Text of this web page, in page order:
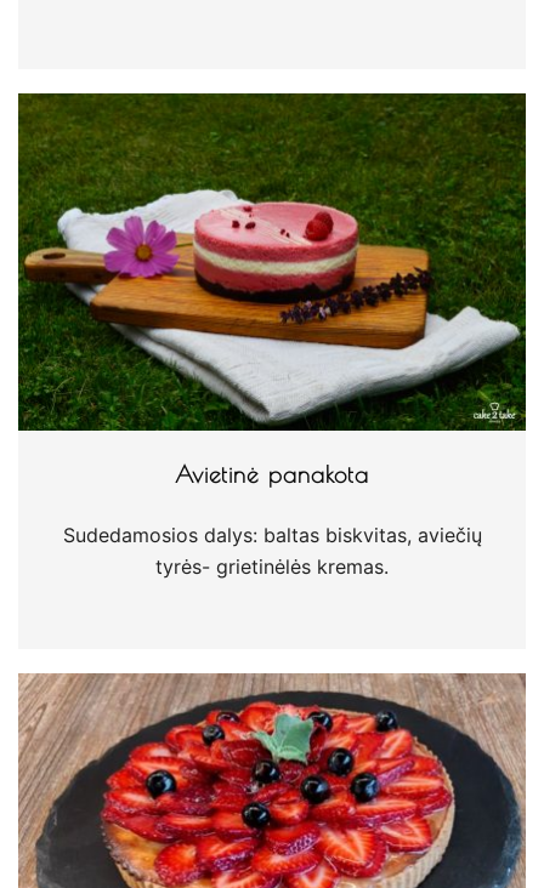
Avietinė panakota
Sudedamosios dalys: baltas biskvitas, aviečių
tyrės- grietinėlės kremas.